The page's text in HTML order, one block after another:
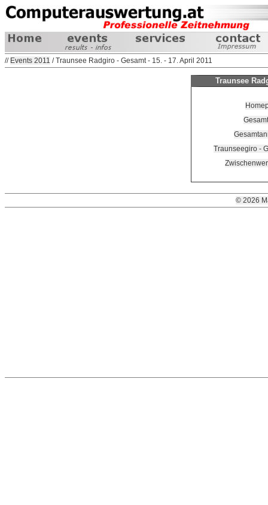
// Events 2011 / Traunsee Radgiro - Gesamt - 15. - 17. April 2011
Traunsee
Traunseegiro -
© 2026